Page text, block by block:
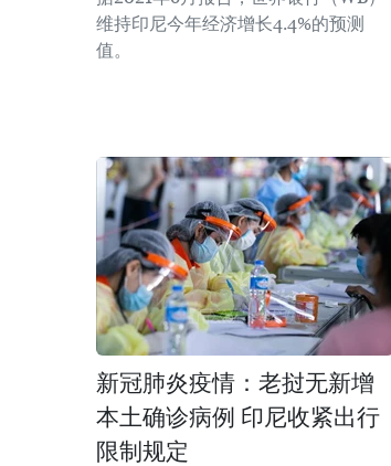
维持印尼今年经济增长4.4%的预测
值。
新冠肺炎疫情：老挝无新增
本土确诊病例 印尼收紧出行
限制规定